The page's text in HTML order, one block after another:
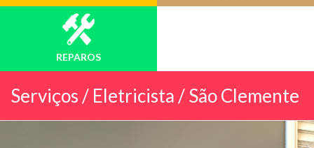
REPAROS
Serviços / Eletricista / São Clemente